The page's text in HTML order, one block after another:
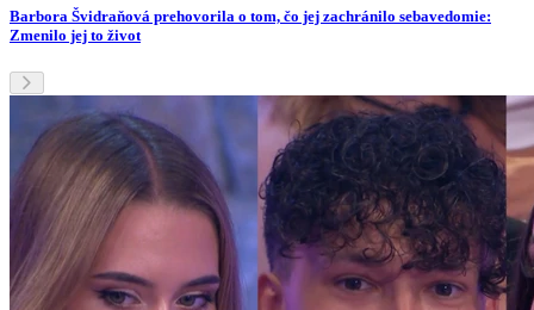
Barbora Švidraňová prehovorila o tom, čo jej zachránilo sebavedomie:
Zmenilo jej to život